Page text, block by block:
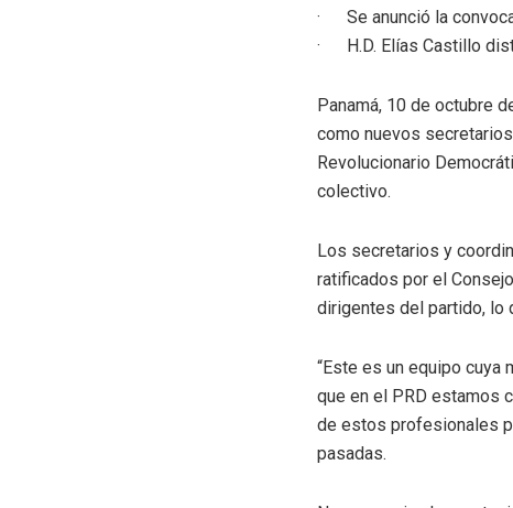
· Se anunció la
· H.D. Elías Castillo
Panamá, 10 de octubre
como nuevos
Revolucionario
colectivo.
Los secretarios y
ratificados por el
dirigentes del partido, lo
“Este es un equipo cuya
que en el PRD estamos
de estos profesionales
pasadas.